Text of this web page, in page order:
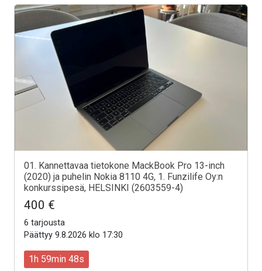
01. Kannettavaa tietokone MackBook Pro 13-inch
(2020) ja puhelin Nokia 8110 4G, 1. Funzilife Oy:n
konkurssipesä, HELSINKI (2603559-4)
400 €
6 tarjousta
Päättyy 9.8.2026 klo 17:30
1h 59min 46s